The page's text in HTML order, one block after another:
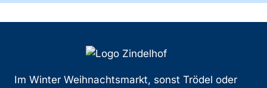
Im Winter Weihnachtsmarkt, sonst Trödel oder